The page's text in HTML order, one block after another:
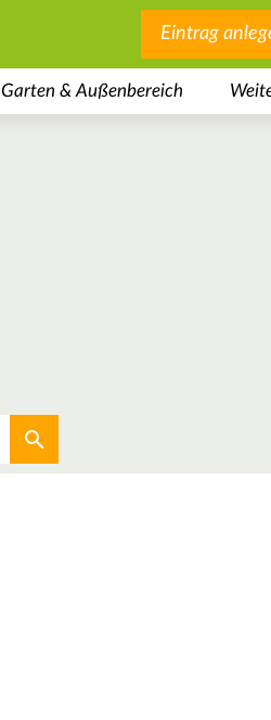
Eintrag
Garten & Außenbereich
Aktuellen Standort